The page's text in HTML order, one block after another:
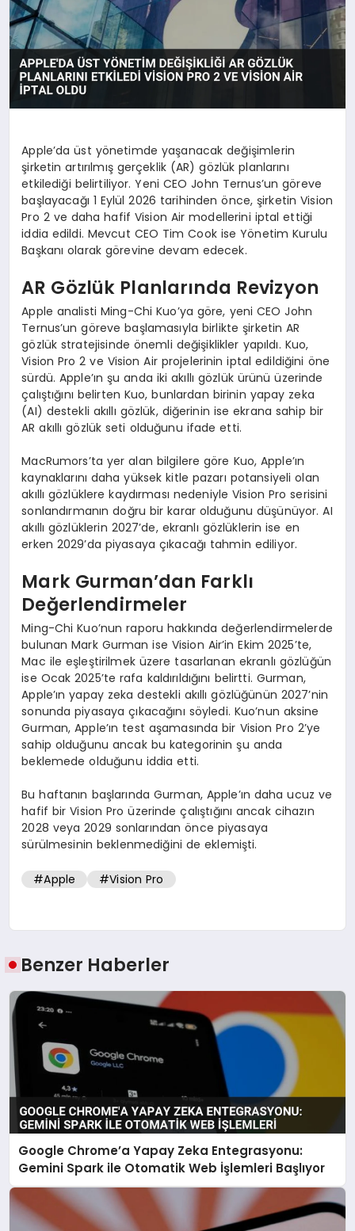
Apple’da üst yönetimde yaşanacak değişimlerin
şirketin artırılmış gerçeklik (AR) gözlük planlarını
etkilediği belirtiliyor. Yeni CEO John Ternus’un göreve
başlayacağı 1 Eylül 2026 tarihinden önce, şirketin Vision
Pro 2 ve daha hafif Vision Air modellerini iptal ettiği
iddia edildi. Mevcut CEO Tim Cook ise Yönetim Kurulu
Başkanı olarak görevine devam edecek.
AR Gözlük Planlarında Revizyon
Apple analisti Ming-Chi Kuo’ya göre, yeni CEO John
Ternus’un göreve başlamasıyla birlikte şirketin AR
gözlük stratejisinde önemli değişiklikler yapıldı. Kuo,
Vision Pro 2 ve Vision Air projelerinin iptal edildiğini öne
sürdü. Apple’ın şu anda iki akıllı gözlük ürünü üzerinde
çalıştığını belirten Kuo, bunlardan birinin yapay zeka
(AI) destekli akıllı gözlük, diğerinin ise ekrana sahip bir
AR akıllı gözlük seti olduğunu ifade etti.
MacRumors’ta yer alan bilgilere göre Kuo, Apple’ın
kaynaklarını daha yüksek kitle pazarı potansiyeli olan
akıllı gözlüklere kaydırması nedeniyle Vision Pro serisini
sonlandırmanın doğru bir karar olduğunu düşünüyor. AI
akıllı gözlüklerin 2027’de, ekranlı gözlüklerin ise en
erken 2029’da piyasaya çıkacağı tahmin ediliyor.
Mark Gurman’dan Farklı
Değerlendirmeler
Ming-Chi Kuo’nun raporu hakkında değerlendirmelerde
bulunan Mark Gurman ise Vision Air’in Ekim 2025’te,
Mac ile eşleştirilmek üzere tasarlanan ekranlı gözlüğün
ise Ocak 2025’te rafa kaldırıldığını belirtti. Gurman,
Apple’ın yapay zeka destekli akıllı gözlüğünün 2027’nin
sonunda piyasaya çıkacağını söyledi. Kuo’nun aksine
Gurman, Apple’ın test aşamasında bir Vision Pro 2’ye
sahip olduğunu ancak bu kategorinin şu anda
beklemede olduğunu iddia etti.
Bu haftanın başlarında Gurman, Apple’ın daha ucuz ve
hafif bir Vision Pro üzerinde çalıştığını ancak cihazın
2028 veya 2029 sonlarından önce piyasaya
sürülmesinin beklenmediğini de eklemişti.
#Apple #Vision Pro
Benzer Haberler
Google Chrome’a Yapay Zeka Entegrasyonu:
Gemini Spark ile Otomatik Web İşlemleri Başlıyor